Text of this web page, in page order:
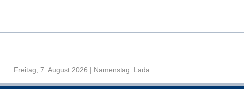
Freitag, 7. August 2026 | Namenstag: Lada